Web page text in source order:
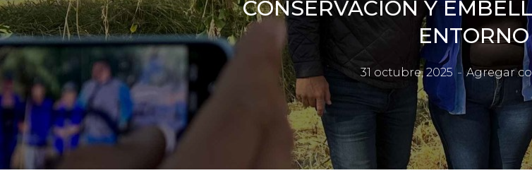
CONSERVACIÓN Y
ENTORNO
31 octubre, 2025 Agregar